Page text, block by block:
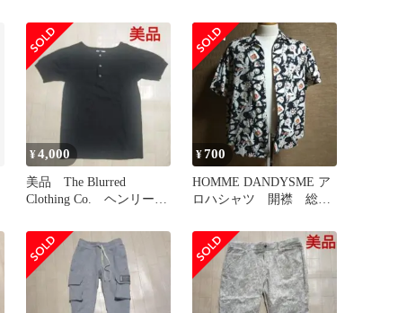
RYAN HOUSTON
ASTROS /30 #DARC-NR
送料無料 中古 IT1
¥4,000
美品 The Blurred
Clothing Co. ヘンリーネ
¥700
HOMME DANDYSME ア
ロハシャツ 開襟 総
着 美品